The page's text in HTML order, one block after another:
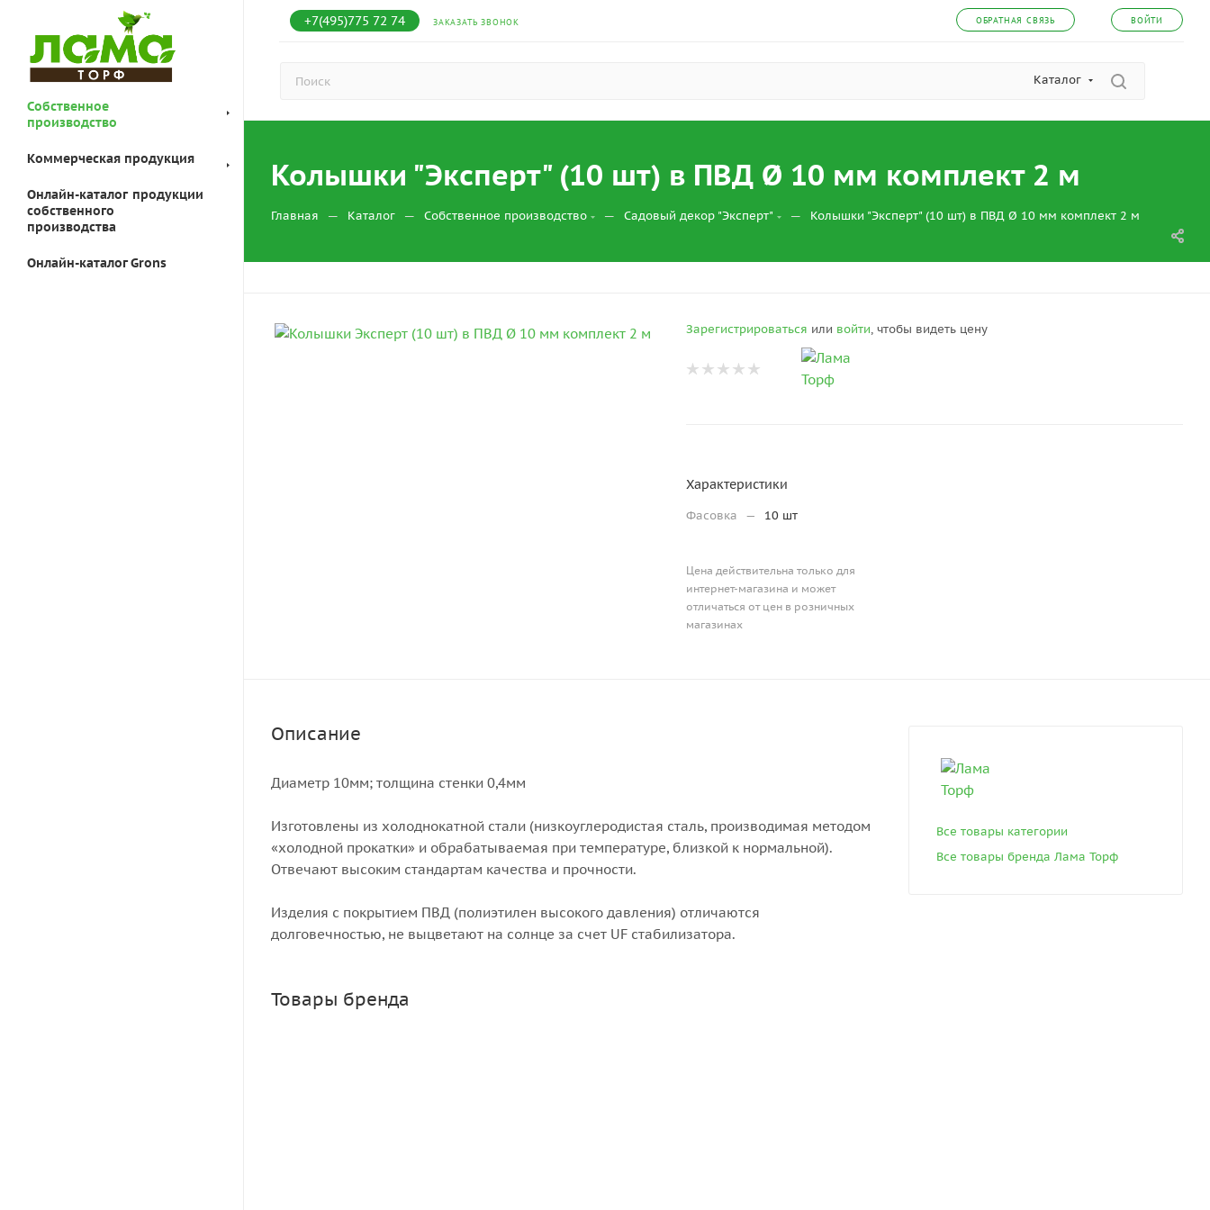
+7(495)775 72 74 ЗАКАЗАТЬ ЗВОНОК ОБРАТНАЯ СВЯЗЬ ВОЙТИ
Каталог
Собственное
производство
Коммерческая продукция
Онлайн-каталог продукции
собственного
производства
Онлайн-каталог Grons
Колышки "Эксперт" (10 шт) в ПВД Ø 10 мм комплект 2 м
Главная — Каталог — Собственное производство — Садовый декор "Эксперт" — Колышки "Эксперт" (10 шт) в ПВД Ø 10 мм комплект 2 м
Зарегистрироваться или войти, чтобы видеть цену
Характеристики
Фасовка — 10 шт
Цена действительна только для
интернет-магазина и может
отличаться от цен в розничных
магазинах
Описание
Диаметр 10мм; толщина стенки 0,4мм
Изготовлены из холоднокатной стали (низкоуглеродистая сталь, производимая методом
«холодной прокатки» и обрабатываемая при температуре, близкой к нормальной).
Отвечают высоким стандартам качества и прочности.
Изделия с покрытием ПВД (полиэтилен высокого давления) отличаются
долговечностью, не выцветают на солнце за счет UF стабилизатора.
Товары бренда
Все товары категории
Все товары бренда Лама Торф